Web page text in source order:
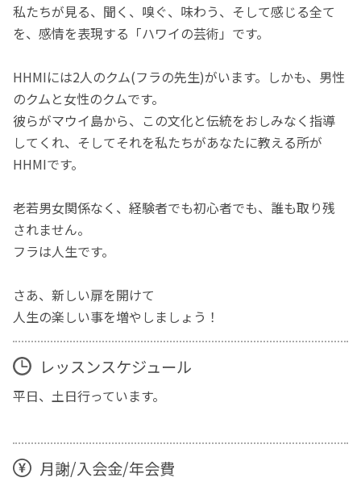
私たちが見る、聞く、嗅ぐ、味わう、そして感じる全て
を、感情を表現する「ハワイの芸術」です。
HHMIには2人のクム(フラの先生)がいます。しかも、男性
のクムと女性のクムです。
彼らがマウイ島から、この文化と伝統をおしみなく指導
してくれ、そしてそれを私たちがあなたに教える所が
HHMIです。
老若男女関係なく、経験者でも初心者でも、誰も取り残
されません。
フラは人生です。
さあ、新しい扉を開けて
人生の楽しい事を増やしましょう！
レッスンスケジュール
平日、土日行っています。
月謝/入会金/年会費